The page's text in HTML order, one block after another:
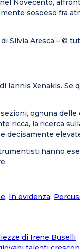
Novecento,
sospeso fra
Silvia Aresca – ©
di Iannis Xenakis. Se
ognuna
ricca, la ricerca
decisamente
hanno
, In evidenza,
di Irene Buselli